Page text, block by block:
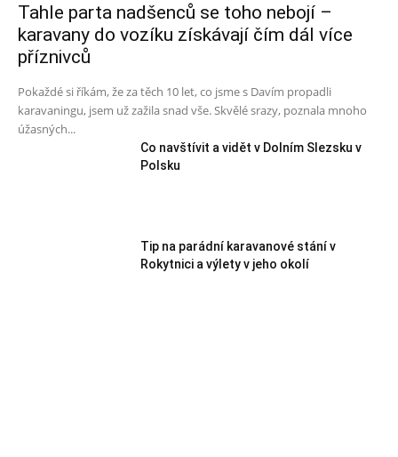
Tahle parta nadšenců se toho nebojí –
karavany do vozíku získávají čím dál více
příznivců
Pokaždé si říkám, že za těch 10 let, co jsme s Davím propadli
karavaningu, jsem už zažila snad vše. Skvělé srazy, poznala mnoho
úžasných...
Co navštívit a vidět v Dolním Slezsku v
Polsku
Tip na parádní karavanové stání v
Rokytnici a výlety v jeho okolí